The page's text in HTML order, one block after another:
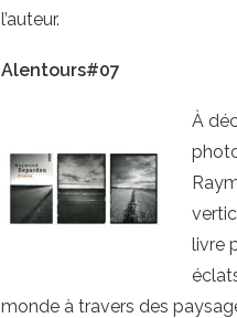
l’auteur.
Alentours#07
À
livre
monde à travers des